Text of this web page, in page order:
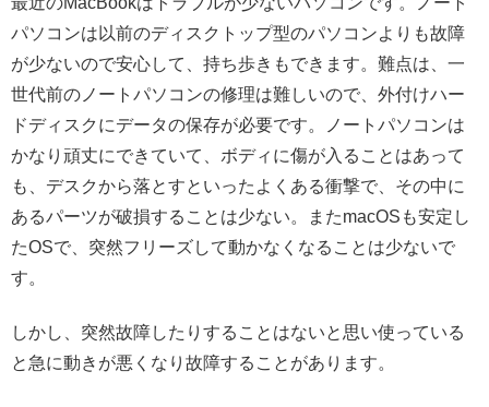
パソコンは以前のディスクトップ型のパソコンよりも故障
が少ないので安心して、持ち歩きもできます。難点は、一
世代前のノートパソコンの修理は難しいので、外付けハー
ドディスクにデータの保存が必要です。ノートパソコンは
かなり頑丈にできていて、ボディに傷が入ることはあって
も、デスクから落とすといったよくある衝撃で、その中に
あるパーツが破損することは少ない。またmacOSも安定し
たOSで、突然フリーズして動かなくなることは少ないで
す。
しかし、突然故障したりすることはないと思い使っている
と急に動きが悪くなり故障することがあります。